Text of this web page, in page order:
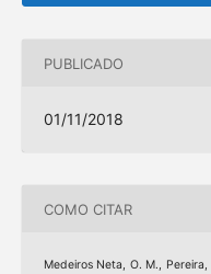
PUBLICADO
01/11/2018
COMO CITAR
Medeiros Neta, O. M.,